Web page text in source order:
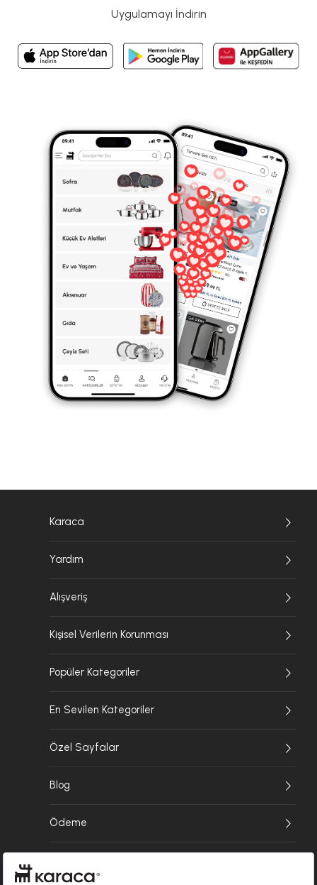
Uygulamayı İndirin
Karaca
Yardım
Alışveriş
Kişisel Verilerin Korunması
Popüler Kategoriler
En Sevilen Kategoriler
Özel Sayfalar
Blog
Ödeme